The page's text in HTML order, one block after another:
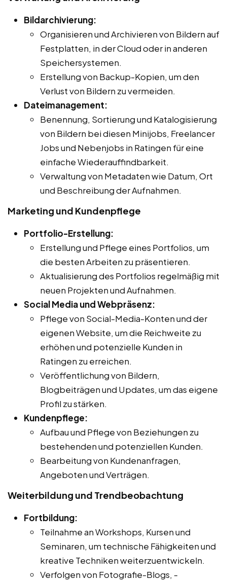
Bildarchivierung:
Organisieren und Archivieren von Bildern auf
Festplatten, in der Cloud oder in anderen
Speichersystemen.
Erstellung von Backup-Kopien, um den
Verlust von Bildern zu vermeiden.
Dateimanagement:
Benennung, Sortierung und Katalogisierung
von Bildern bei diesen Minijobs, Freelancer
Jobs und Nebenjobs in Ratingen für eine
einfache Wiederauffindbarkeit.
Verwaltung von Metadaten wie Datum, Ort
und Beschreibung der Aufnahmen.
Marketing und Kundenpflege
Portfolio-Erstellung:
Erstellung und Pflege eines Portfolios, um
die besten Arbeiten zu präsentieren.
Aktualisierung des Portfolios regelmäßig mit
neuen Projekten und Aufnahmen.
Social Media und Webpräsenz:
Pflege von Social-Media-Konten und der
eigenen Website, um die Reichweite zu
erhöhen und potenzielle Kunden in
Ratingen zu erreichen.
Veröffentlichung von Bildern,
Blogbeiträgen und Updates, um das eigene
Profil zu stärken.
Kundenpflege:
Aufbau und Pflege von Beziehungen zu
bestehenden und potenziellen Kunden.
Bearbeitung von Kundenanfragen,
Angeboten und Verträgen.
Weiterbildung und Trendbeobachtung
Fortbildung:
Teilnahme an Workshops, Kursen und
Seminaren, um technische Fähigkeiten und
kreative Techniken weiterzuentwickeln.
Verfolgen von Fotografie-Blogs, -